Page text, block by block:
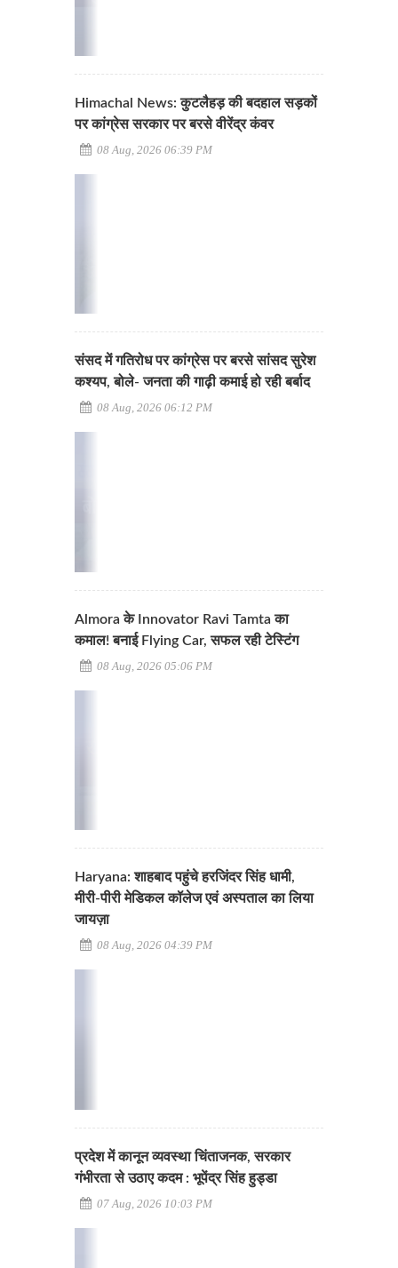
Himachal News: कुटलैहड़ की बदहाल सड़कों
पर कांग्रेस सरकार पर बरसे वीरेंद्र कंवर
08 Aug, 2026 06:39 PM
संसद में गतिरोध पर कांग्रेस पर बरसे सांसद सुरेश
कश्यप, बोले- जनता की गाढ़ी कमाई हो रही बर्बाद
08 Aug, 2026 06:12 PM
Almora के Innovator Ravi Tamta का
कमाल! बनाई Flying Car, सफल रही टेस्टिंग
08 Aug, 2026 05:06 PM
Haryana: शाहबाद पहुंचे हरजिंदर सिंह धामी,
मीरी-पीरी मेडिकल कॉलेज एवं अस्पताल का लिया
जायज़ा
08 Aug, 2026 04:39 PM
प्रदेश में कानून व्यवस्था चिंताजनक, सरकार
गंभीरता से उठाए कदम : भूपेंद्र सिंह हुड्डा
07 Aug, 2026 10:03 PM